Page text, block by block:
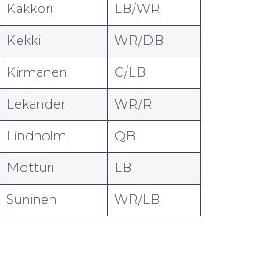
Kakkori
LB/WR
Kekki
WR/DB
Kirmanen
C/LB
Lekander
WR/R
Lindholm
QB
Motturi
LB
Suninen WR/LB